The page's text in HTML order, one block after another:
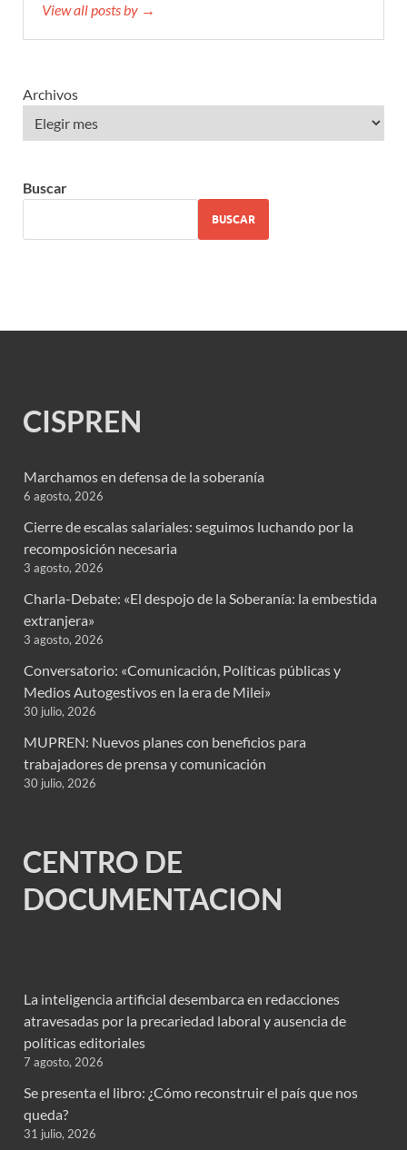
View all posts by →
Archivos
Buscar
BUSCAR
CISPREN
Marchamos en defensa de la soberanía
6 agosto, 2026
Cierre de escalas salariales: seguimos luchando por la
recomposición necesaria
3 agosto, 2026
Charla-Debate: «El despojo de la Soberanía: la embestida
extranjera»
3 agosto, 2026
Conversatorio: «Comunicación, Políticas públicas y
Medios Autogestivos en la era de Milei»
30 julio, 2026
MUPREN: Nuevos planes con beneficios para
trabajadores de prensa y comunicación
30 julio, 2026
CENTRO DE
DOCUMENTACION
La inteligencia artificial desembarca en redacciones
atravesadas por la precariedad laboral y ausencia de
políticas editoriales
7 agosto, 2026
Se presenta el libro: ¿Cómo reconstruir el país que nos
queda?
31 julio, 2026